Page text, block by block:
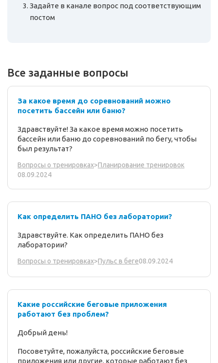
Задайте в канале вопрос под соответствующим
постом
Все заданные вопросы
За какое время до соревнований можно
посетить бассейн или баню?
Здравствуйте! За какое время можно посетить
бассейн или баню до соревнований по бегу, чтобы
был результат?
Вопросы о тренировках>Планирование тренировок
08.09.2024
Как определить ПАНО без лаборатории?
Здравствуйте. Как определить ПАНО без
лаборатории?
Вопросы о тренировках>Пульс в беге08.09.2024
Какие российские беговые приложения
работают без проблем?
Добрый день!
Посоветуйте, пожалуйста, российские беговые
приложения или другие, которые работают без